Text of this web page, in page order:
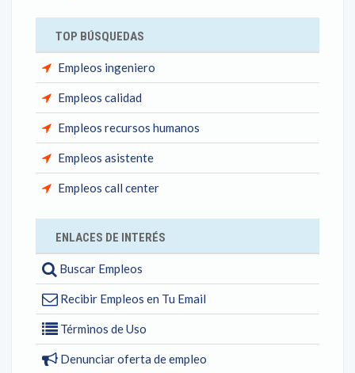
TOP BÚSQUEDAS
Empleos ingeniero
Empleos calidad
Empleos recursos humanos
Empleos asistente
Empleos call center
ENLACES DE INTERÉS
Buscar Empleos
Recibir Empleos en Tu Email
Términos de Uso
Denunciar oferta de empleo